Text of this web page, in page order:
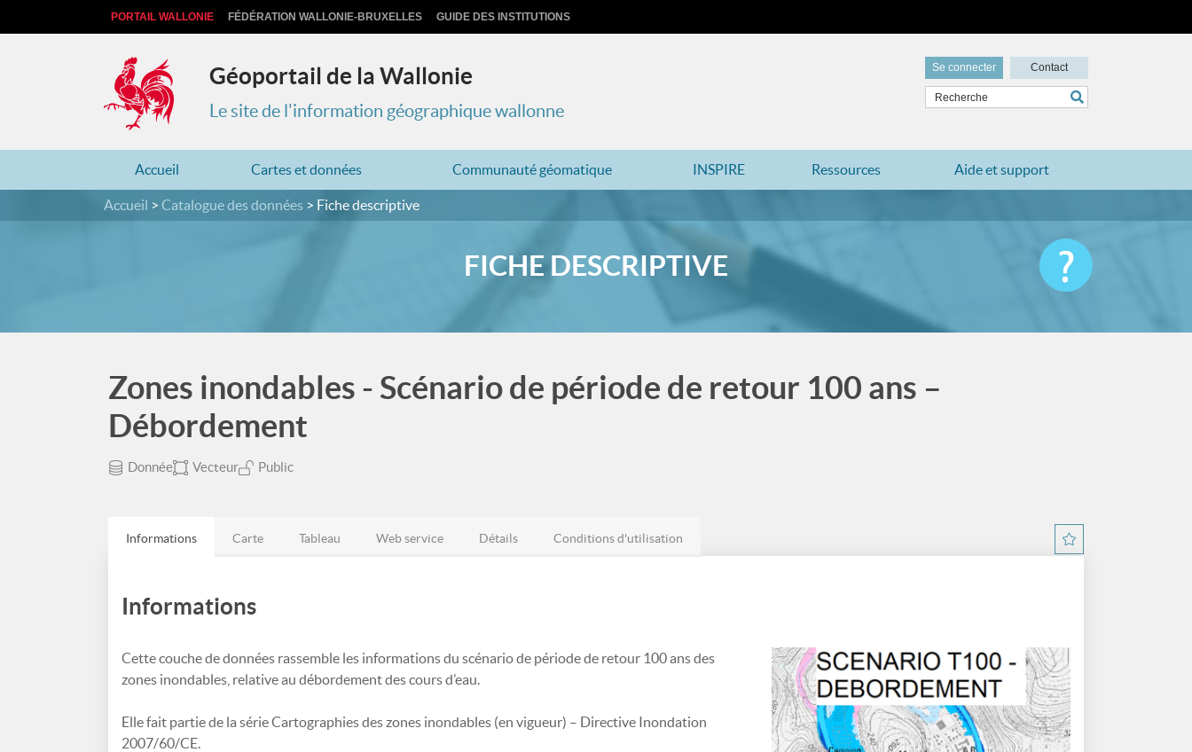
PORTAIL WALLONIE FÉDÉRATION WALLONIE-BRUXELLES GUIDE DES INSTITUTIONS
Géoportail de la Wallonie
Le site de l'information géographique wallonne
Se connecter Contact
Accueil Cartes et données Communauté géomatique INSPIRE Ressources Aide et support
Accueil Catalogue des données Fiche descriptive
FICHE DESCRIPTIVE
Zones inondables - Scénario de période de retour 100 ans –
Débordement
Donnée Vecteur Public
Informations Carte Tableau Web service Détails Conditions d'utilisation
Informations
Cette couche de données rassemble les informations du scénario de période de retour 100 ans des
zones inondables, relative au débordement des cours d’eau.
Elle fait partie de la série Cartographies des zones inondables (en vigueur) – Directive Inondation
2007/60/CE.